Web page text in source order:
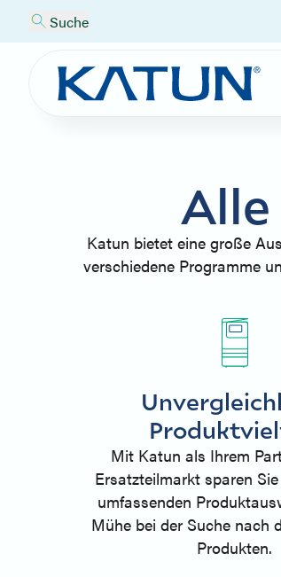
Suche
Katun bietet eine große
verschiedene Programme
Mit Katun als Ihrem
Ersatzteilmarkt sparen
umfassenden
Mühe bei der Suche nach
Produkten.